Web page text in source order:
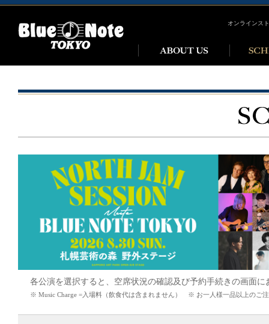
オンラインス
各公演を選択すると、空席状況の確認及び予約手続きの画面に
※ Music Charge =入場料（飲食代は含まれません） ※ お一人様一品以上のご